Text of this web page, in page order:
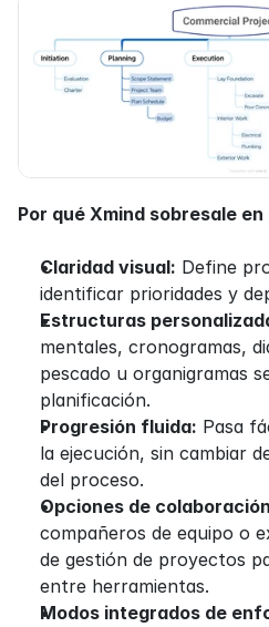
Por qué Xmind sobresale
Claridad visual: Define
identificar prioridades y
Estructuras
mentales, cronogramas,
pescado u organigramas
planificación.
Progresión fluida: Pasa
la ejecución, sin cambiar
del proceso.
Opciones de
compañeros de equipo o
de gestión de proyectos
entre herramientas.
Modos integrados de